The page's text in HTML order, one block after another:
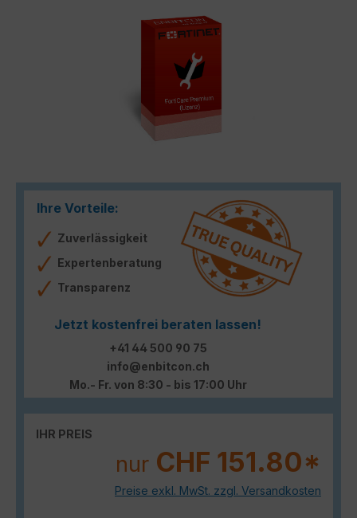
Ihre Vorteile:
Zuverlässigkeit
Expertenberatung
Transparenz
Jetzt kostenfrei beraten lassen!
+41 44 500 90 75
info@enbitcon.ch
Mo.- Fr. von 8:30 - bis 17:00 Uhr
IHR PREIS
nur CHF 151.80*
Preise exkl. MwSt. zzgl. Versandkosten